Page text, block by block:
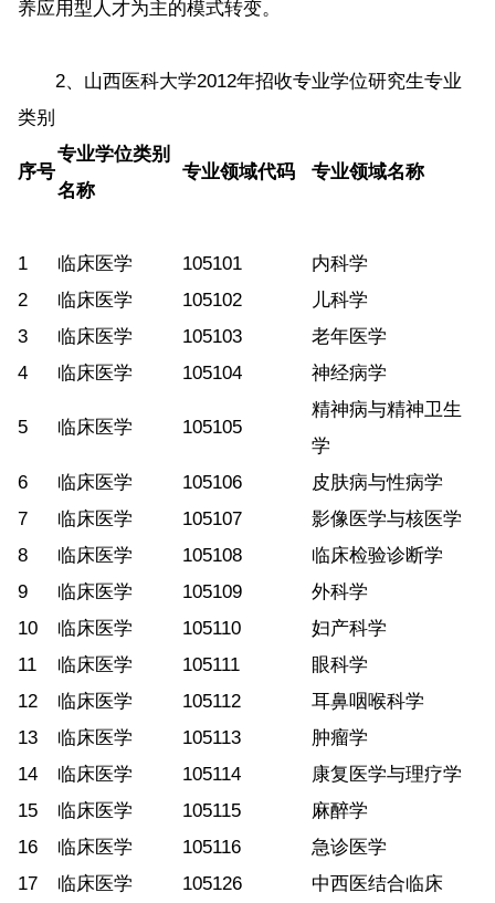
养应用型人才为主的模式转变。
2、山西医科大学2012年招收专业学位研究生专业
类别
序号
专业学位类别
名称
专业领域代码 专业领域名称
1 临床医学 105101
内科学
2
临床医学 105102
儿科学
3
临床医学 105103
老年医学
4
临床医学 105104 神经病学
5 临床医学 105105
精神病与精神卫生
学
6
临床医学 105106
皮肤病与性病学
7
临床医学 105107
影像医学与核医学
8
临床医学 105108
临床检验诊断学
9
临床医学 105109
外科学
10
临床医学 105110
妇产科学
11
临床医学 105111
眼科学
12
临床医学 105112
耳鼻咽喉科学
13
临床医学 105113
肿瘤学
14
临床医学 105114
康复医学与理疗学
15
临床医学 105115
麻醉学
16
临床医学 105116
急诊医学
17
临床医学 105126
中西医结合临床